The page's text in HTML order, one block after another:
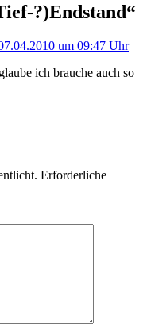
?)Endstand“
um 09:47 Uhr
ich brauche auch so
Erforderliche